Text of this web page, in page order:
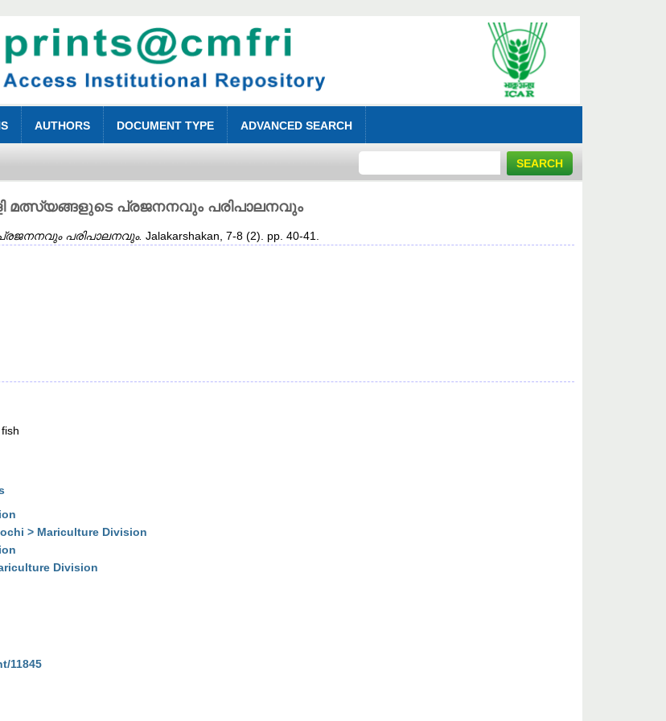
AUTHORS DOCUMENT TYPE ADVANCED SEARCH
മത്സ്യങ്ങളുടെ പ്രജനനവും പരിപാലനവും
പരിപാലനവും. Jalakarshakan, 7-8 (2). pp. 40-41.
> Mariculture Division
Division
11845